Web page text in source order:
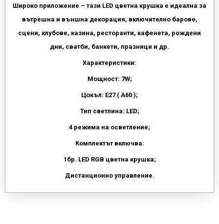
Широко приложение – тази LED цветна крушка е идеална за
вътрешна и външна декорация, включително барове,
сцени, клубове, казина, ресторанти, кафенета, рождени
дни, сватби, банкети, празници и др.
Характеристики:
Мощност: 7W;
Цокъл: E27 ( А60 );
Тип светлина: LED;
4 режима на осветление;
Комплектът включва:
1бр. LED RGB цветна крушка;
Дистанционно управление.